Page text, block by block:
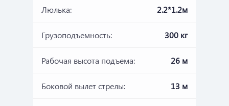
Люлька: 2.2*1.2м
Грузоподъемность: 300 кг
Рабочая высота подъема: 26 м
Боковой вылет стрелы: 13 м